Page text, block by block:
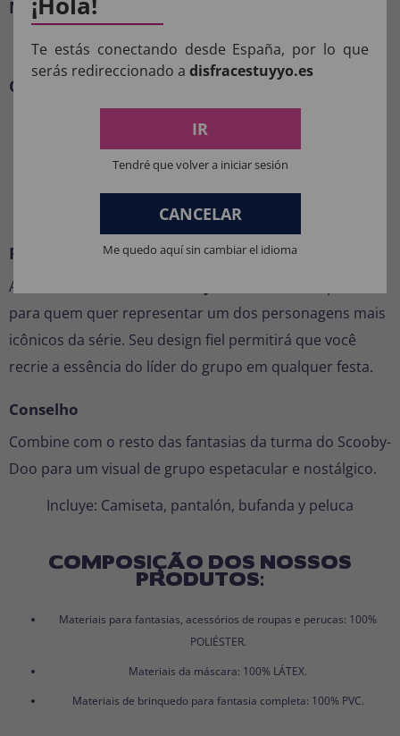
Não incluído
Sapato
Características
Disponível em vários tamanhos para adultos
Tecidos confortáveis e leves
Ideal para fantasias de grupo
Por que escolher essa fantasia?
A
para quem quer representar um dos personagens mais
icônicos da série. Seu design fiel permitirá que você
recrie a essência do líder do grupo em qualquer festa.
Conselho
Combine com o resto das fantasias da turma do Scooby-
Doo para um visual de grupo espetacular e nostálgico.
Incluye: Camiseta, pantalón, bufanda y peluca
COMPOSIÇÃO DOS NOSSOS
PRODUTOS:
Materiais para fantasias, acessórios de roupas e perucas: 100%
POLIÉSTER.
Materiais da máscara: 100% LÁTEX.
Materiais de brinquedo para fantasia completa: 100% PVC.
Te estás conectando desde España, por lo que
serás redireccionado a disfracestuyyo.es
IR
Tendré que volver a iniciar sesión
CANCELAR
Me quedo aquí sin cambiar el idioma